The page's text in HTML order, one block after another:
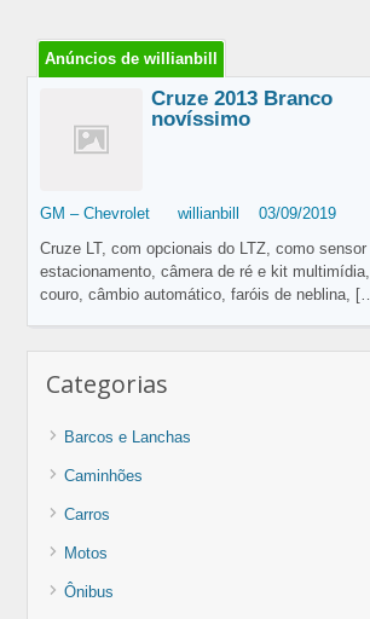
Anúncios de willianbill
Cruze 2013 Branco
novíssimo
GM – Chevrolet willianbill
03/09/2019
Cruze LT, com opcionais do LTZ, como sensor
estacionamento, câmera de ré e kit
couro, câmbio automático, faróis de neblina,
Categorias
Barcos e Lanchas
Caminhões
Carros
Motos
Ônibus